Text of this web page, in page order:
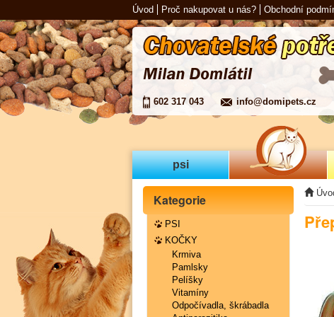
Úvod Proč nakupovat u nás? Obchodní
602 317 043 info@domipets.cz
psi
Kategorie
PSI
KOČKY
Krmiva
Pamlsky
Pelíšky
Vitamíny
Odpočívadla, škrábadla